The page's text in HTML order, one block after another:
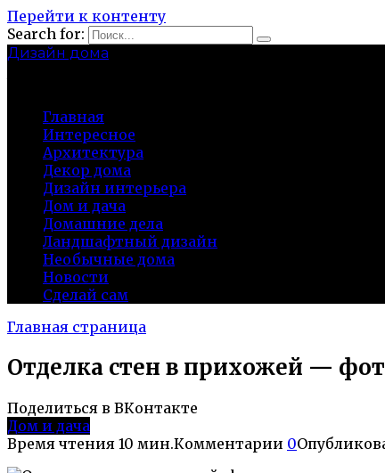
Перейти к контенту
Search for:
Дизайн дома
Главная
Интересное
Архитектура
Декор дома
Дизайн интерьера
Дом и дача
Домашние дела
Ландшафтный дизайн
Необычные дома
Новости
Сделай сам
Главная страница
Отделка стен в прихожей —
Поделиться в ВКонтакте
Дом и дача
Время чтения 10 мин.Комментарии 0